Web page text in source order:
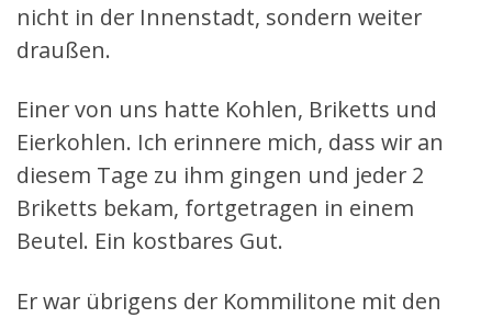
nicht in der Innenstadt, sondern weiter
draußen.
Einer von uns hatte Kohlen, Briketts und
Eierkohlen. Ich erinnere mich, dass wir an
diesem Tage zu ihm gingen und jeder 2
Briketts bekam, fortgetragen in einem
Beutel. Ein kostbares Gut.
Er war übrigens der Kommilitone mit den